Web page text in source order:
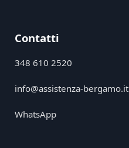
Contatti
348 610 2520
info@assistenza-bergamo.it
WhatsApp